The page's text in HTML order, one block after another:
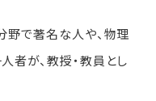
野で著名な人や、物理
者が、教授・教員とし